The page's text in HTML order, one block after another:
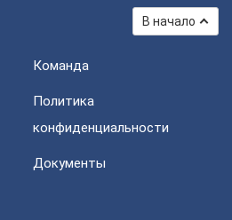
В начало
Команда
Политика
конфиденциальности
Документы